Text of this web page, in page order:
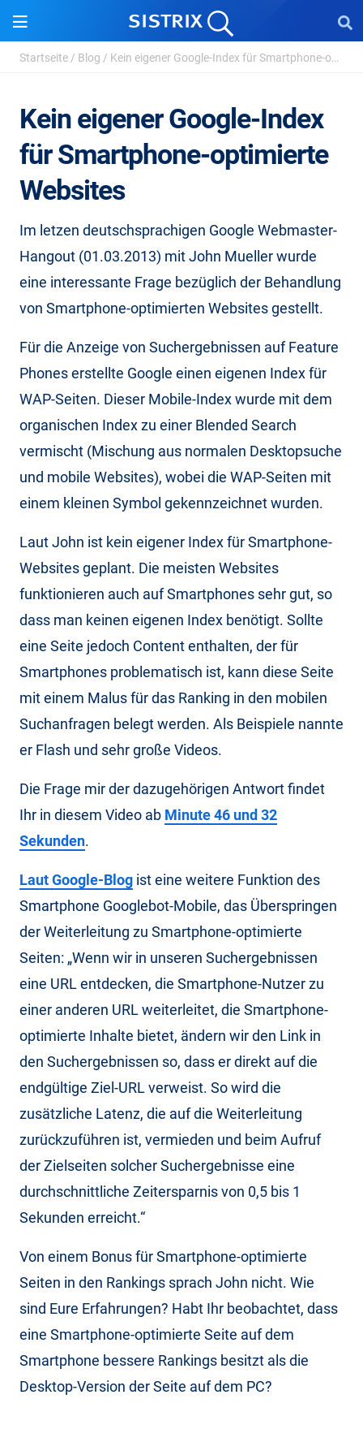
Startseite / Blog / Kein eigener Google-Index für Smartphone-optimierte ...
Kein eigener Google-Index
für Smartphone-optimierte
Websites
Im letzen deutschsprachigen Google Webmaster-
Hangout (01.03.2013) mit John Mueller wurde
eine interessante Frage bezüglich der Behandlung
von Smartphone-optimierten Websites gestellt.
Für die Anzeige von Suchergebnissen auf Feature
Phones erstellte Google einen eigenen Index für
WAP-Seiten. Dieser Mobile-Index wurde mit dem
organischen Index zu einer Blended Search
vermischt (Mischung aus normalen Desktopsuche
und mobile Websites), wobei die WAP-Seiten mit
einem kleinen Symbol gekennzeichnet wurden.
Laut John ist kein eigener Index für Smartphone-
Websites geplant. Die meisten Websites
funktionieren auch auf Smartphones sehr gut, so
dass man keinen eigenen Index benötigt. Sollte
eine Seite jedoch Content enthalten, der für
Smartphones problematisch ist, kann diese Seite
mit einem Malus für das Ranking in den mobilen
Suchanfragen belegt werden. Als Beispiele nannte
er Flash und sehr große Videos.
Die Frage mir der dazugehörigen Antwort findet
Ihr in diesem Video ab Minute 46 und 32
Sekunden.
Laut Google-Blog ist eine weitere Funktion des
Smartphone Googlebot-Mobile, das Überspringen
der Weiterleitung zu Smartphone-optimierte
Seiten: „Wenn wir in unseren Suchergebnissen
eine URL entdecken, die Smartphone-Nutzer zu
einer anderen URL weiterleitet, die Smartphone-
optimierte Inhalte bietet, ändern wir den Link in
den Suchergebnissen so, dass er direkt auf die
endgültige Ziel-URL verweist. So wird die
zusätzliche Latenz, die auf die Weiterleitung
zurückzuführen ist, vermieden und beim Aufruf
der Zielseiten solcher Suchergebnisse eine
durchschnittliche Zeitersparnis von 0,5 bis 1
Sekunden erreicht.“
Von einem Bonus für Smartphone-optimierte
Seiten in den Rankings sprach John nicht. Wie
sind Eure Erfahrungen? Habt Ihr beobachtet, dass
eine Smartphone-optimierte Seite auf dem
Smartphone bessere Rankings besitzt als die
Desktop-Version der Seite auf dem PC?